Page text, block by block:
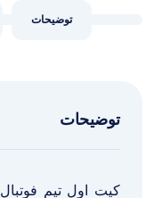
توضیحات
توضیحات